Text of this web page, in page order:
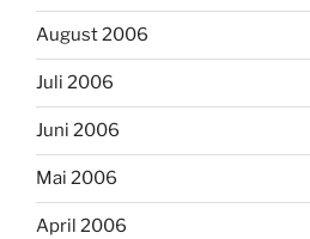
August 2006
Juli 2006
Juni 2006
Mai 2006
April 2006